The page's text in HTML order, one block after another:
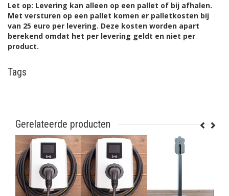
Let op: Levering kan alleen op een pallet of bij afhalen.
Met versturen op een pallet komen er palletkosten bij
van 25 euro per levering. Deze kosten worden apart
berekend omdat het per levering geldt en niet per
product.
Tags
Gerelateerde producten